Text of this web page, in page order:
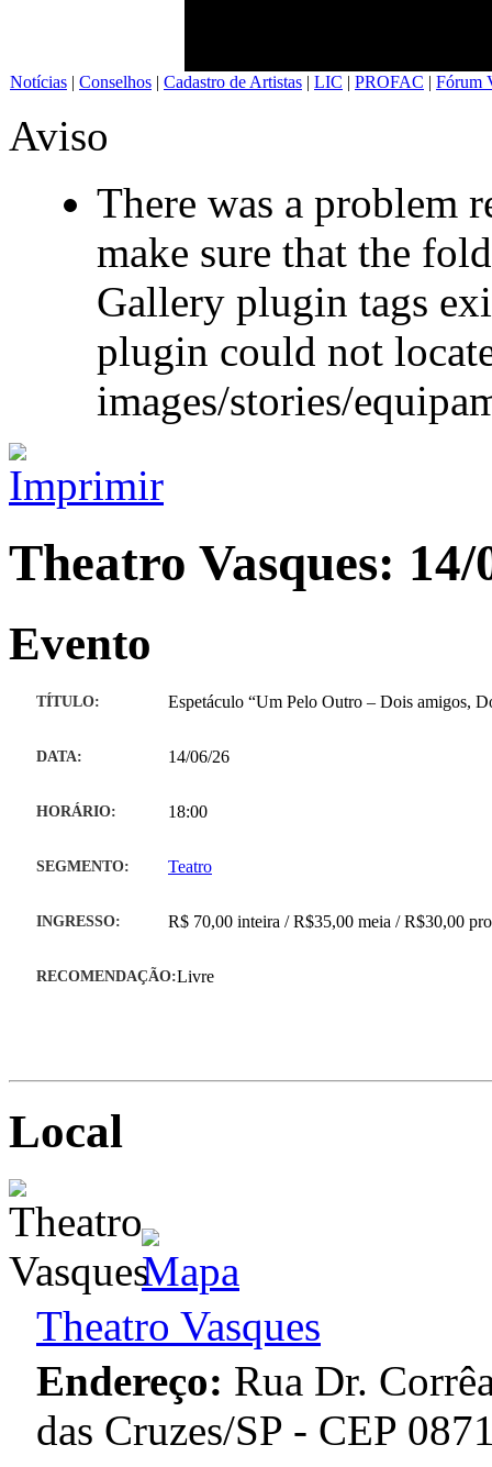
Notícias | Conselhos | Cadastro de Artistas | LIC | PROFAC | Fórum
Aviso
There was a problem
make sure that the
Gallery plugin tags
plugin could not
images/stories/
Theatro Vasques: 14/
Evento
TÍTULO: Espetáculo “Um Pelo Outro – Dois amigos,
DATA: 14/06/26
HORÁRIO: 18:00
SEGMENTO: Teatro
INGRESSO: R$ 70,00 inteira / R$35,00 meia / R$30,00
RECOMENDAÇÃO:Livre
Local
Theatro Vasques
Endereço: Rua Dr.
das Cruzes/SP - CEP